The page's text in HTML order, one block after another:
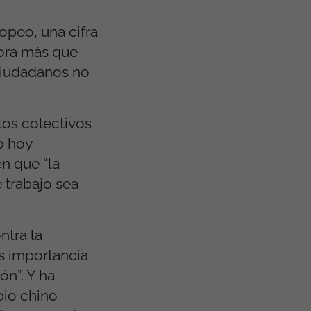
una cifra
más que
no
colectivos
hoy
que “la
sea
la
importancia
Y ha
chino